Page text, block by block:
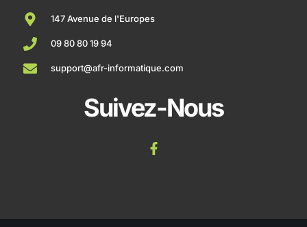
147 Avenue de l'Europes
09 80 80 19 94
support@afr-informatique.com
Suivez-Nous